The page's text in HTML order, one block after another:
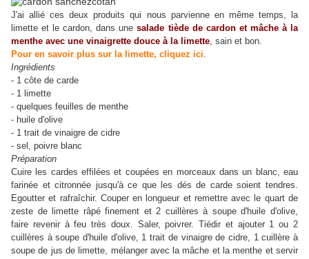
J'ai allié ces deux produits qui nous parvienne en même temps, la
limette et le cardon, dans unesalade tiède de cardon et mâche à la
menthe avec une vinaigrette douce à la limette, sain et bon.
Pour en savoir plus sur la limette, cliquez ici.
Ingrédients
- 1 côte de carde
- 1 limette
- quelques feuilles de menthe
- huile d'olive
- 1 trait de vinaigre de cidre
- sel, poivre blanc
Préparation
Cuire les cardes effilées et coupées en morceaux dans un blanc, eau
farinée et citronnée jusqu'à ce que les dés de carde soient tendres.
Egoutter et rafraîchir. Couper en longueur et remettre avec le quart de
zeste de limette râpé finement et 2 cuillères à soupe d'huile d'olive,
faire revenir à feu très doux. Saler, poivrer. Tiédir et ajouter 1 ou 2
cuillères à soupe d'huile d'olive, 1 trait de vinaigre de cidre, 1 cuillère à
soupe de jus de limette, mélanger avec la mâche et la menthe et servir